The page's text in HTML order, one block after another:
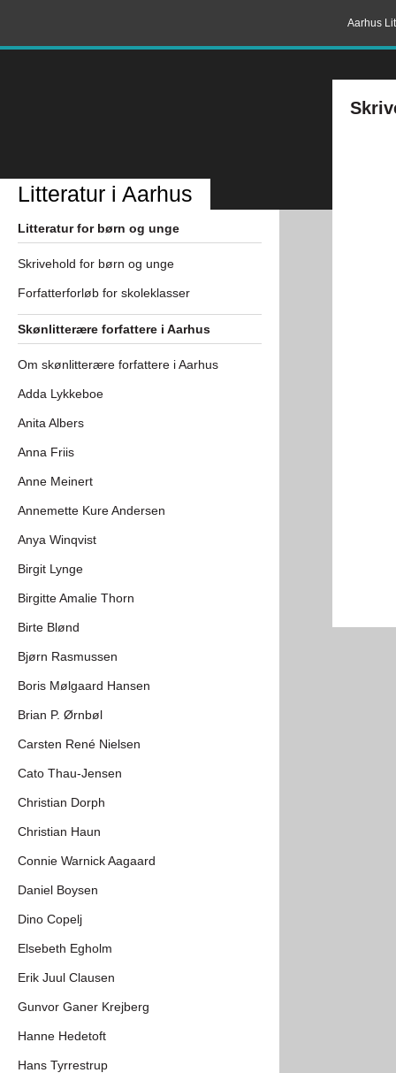
Aarhus
Litteratur i Aarhus
Litteratur for børn og unge
Skrivehold for børn og unge
Forfatterforløb for skoleklasser
Skønlitterære forfattere i Aarhus
Om skønlitterære forfattere i Aarhus
Adda Lykkeboe
Anita Albers
Anna Friis
Anne Meinert
Annemette Kure Andersen
Anya Winqvist
Birgit Lynge
Birgitte Amalie Thorn
Birte Blønd
Bjørn Rasmussen
Boris Mølgaard Hansen
Brian P. Ørnbøl
Carsten René Nielsen
Cato Thau-Jensen
Christian Dorph
Christian Haun
Connie Warnick Aagaard
Daniel Boysen
Dino Copelj
Elsebeth Egholm
Erik Juul Clausen
Gunvor Ganer Krejberg
Hanne Hedetoft
Hans Tyrrestrup